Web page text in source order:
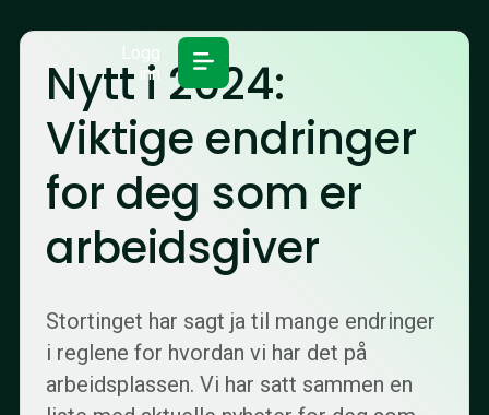
Logg
inn
Nytt i 2024:
Viktige endringer
for deg som er
arbeidsgiver
Stortinget har sagt ja til mange endringer
i reglene for hvordan vi har det på
arbeidsplassen. Vi har satt sammen en